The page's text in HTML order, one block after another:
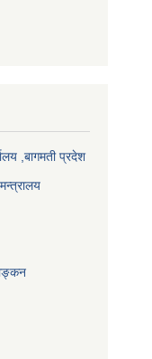
,बागमती प्रदेश